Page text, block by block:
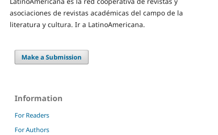
asociaciones de revistas académicas del campo de la
literatura y cultura. Ir a LatinoAmericana.
Make a Submission
Information
For Readers
For Authors